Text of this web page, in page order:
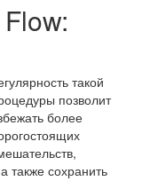
такой
позволит
более
также сохранить